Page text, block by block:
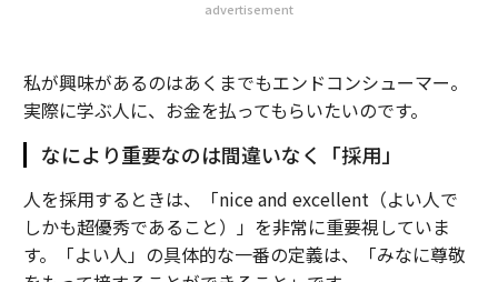
advertisement
私が興味があるのはあくまでもエンドコンシューマー。
実際に学ぶ人に、お金を払ってもらいたいのです。
なにより重要なのは間違いなく「採用」
人を採用するときは、「nice and excellent（よい人で
しかも超優秀であること）」を非常に重要視していま
す。「よい人」の具体的な一番の定義は、「みなに尊敬